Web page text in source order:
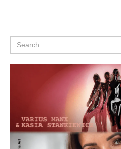
6
Search